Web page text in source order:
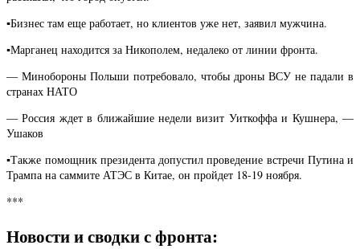
▪️Бизнес там еще работает, но клиентов уже нет, заявил мужчина.
▪️Марганец находится за Никополем, недалеко от линии фронта.
— Минобороны Польши потребовало, чтобы дроны ВСУ не падали в
странах НАТО
— Россия ждет в ближайшие недели визит Уиткоффа и Кушнера, —
Ушаков
▪️Также помощник президента допустил проведение встречи Путина и
Трампа на саммите АТЭС в Китае, он пройдет 18-19 ноября.
***
Новости и сводки с фронта: